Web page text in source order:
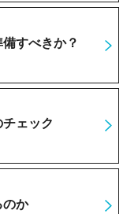
すべきか？
ェック
のか